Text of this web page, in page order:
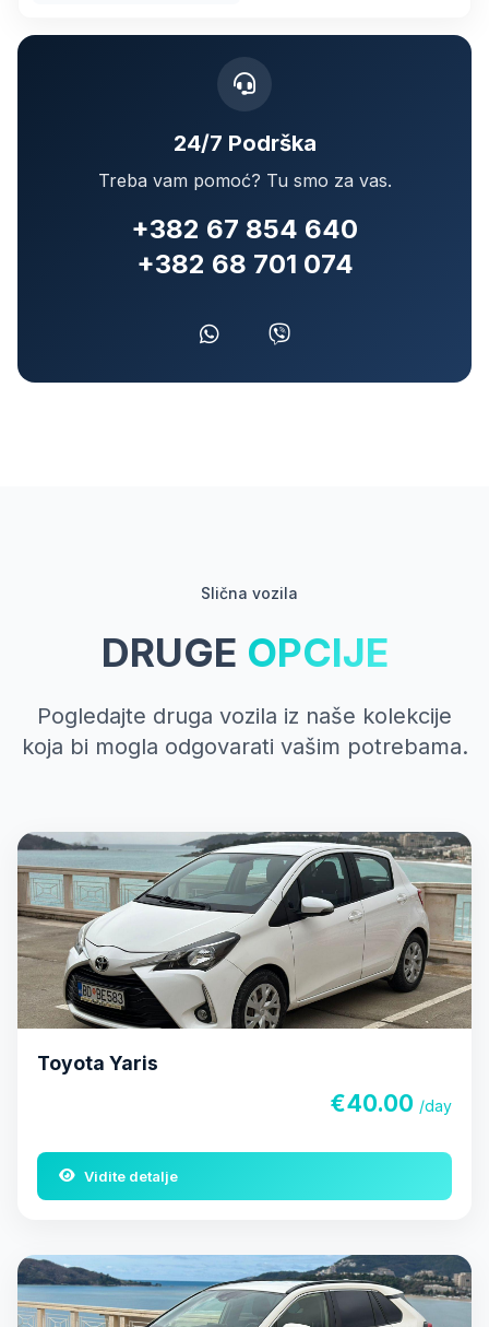
24/7 Podrška
Treba vam pomoć? Tu smo za vas.
+382 67 854 640
+382 68 701 074
Slična vozila
DRUGE OPCIJE
Pogledajte druga vozila iz naše kolekcije
koja bi mogla odgovarati vašim potrebama.
Toyota Yaris
€40.00 /day
Vidite detalje